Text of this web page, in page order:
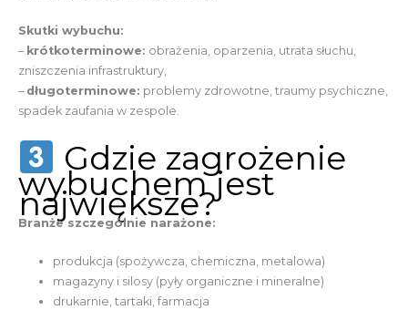
Skutki wybuchu:
– krótkoterminowe: obrażenia, oparzenia, utrata słuchu,
zniszczenia infrastruktury,
– długoterminowe: problemy zdrowotne, traumy psychiczne,
spadek zaufania w zespole.
Gdzie zagrożenie
wybuchem jest
największe?
Branże szczególnie narażone:
produkcja (spożywcza, chemiczna, metalowa)
magazyny i silosy (pyły organiczne i mineralne)
drukarnie, tartaki, farmacja